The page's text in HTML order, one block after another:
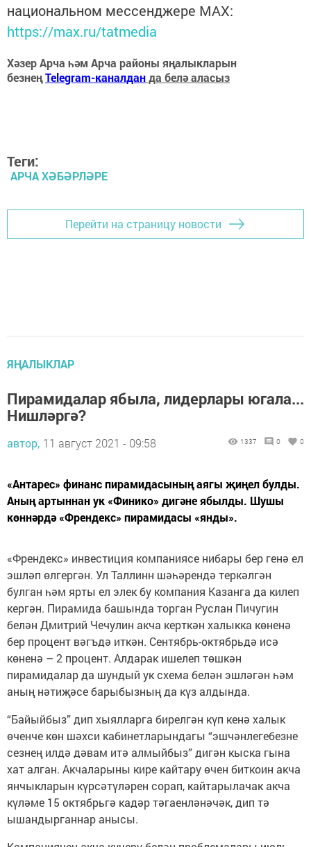
национальном мессенджере MАХ:
https://max.ru/tatmedia
Хәзер Арча һәм Арча районы яңалыкларын
безнеңTelegram-каналданда белә аласыз
Теги:
АРЧА ХӘБӘРЛӘРЕ
Перейти на страницу новости
ЯҢАЛЫКЛАР
Пирамидалар ябыла, лидерлары югала...
Нишләргә?
автор, 11 август 2021 - 09:58 1337 0 0
«Антарес» финанс пирамидасының аягы җиңел булды.
Аның артыннан ук «Финико» дигәне ябылды. Шушы
көннәрдә «Френдекс» пирамидасы «янды».
«Френдекс» инвестиция компаниясе нибары бер генә ел
эшләп өлгергән. Ул Таллинн шәһәрендә теркәлгән
булган һәм ярты ел элек бу компания Казанга да килеп
кергән. Пирамида башында торган Руслан Пичугин
белән Дмитрий Чечулин акча керткән халыкка көненә
бер процент вәгъдә иткән. Сентябрь-октябрьдә исә
көненә – 2 процент. Алдарак ишелеп төшкән
пирамидалар да шундый ук схема белән эшләгән һәм
аның нәтиҗәсе барыбызның да күз алдында.
“Байыйбыз” дип хыялларга бирелгән күп кенә халык
өченче көн шәхси кабинетларындагы “эшчәнлегебезне
сезнең илдә дәвам итә алмыйбыз” дигән кыска гына
хат алган. Акчаларыны кире кайтару өчен биткоин акча
янчыкларын күрсәтүләрен сорап, кайтарылачак акча
күләме 15 октябрьгә кадәр тәгаенләнәчәк, дип тә
ышандырганнар анысы.